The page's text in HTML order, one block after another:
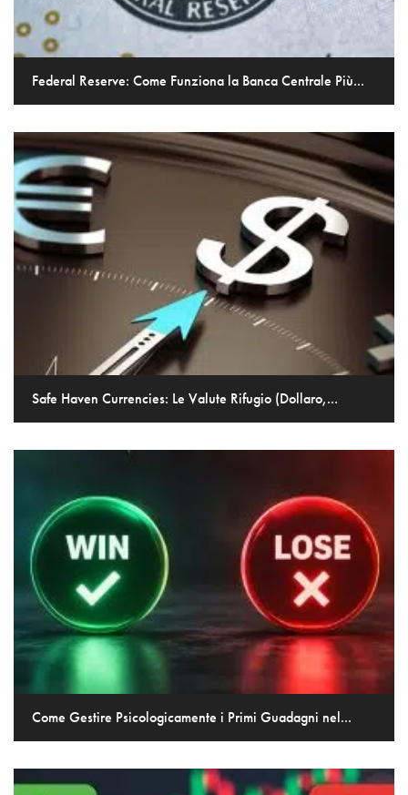
Federal Reserve: Come Funziona la Banca Centrale Più...
Safe Haven Currencies: Le Valute Rifugio (Dollaro,...
Come Gestire Psicologicamente i Primi Guadagni nel...